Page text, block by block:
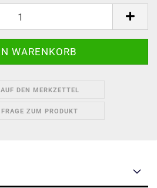
AUF DEN MERKZETTEL
FRAGE ZUM PRODUKT